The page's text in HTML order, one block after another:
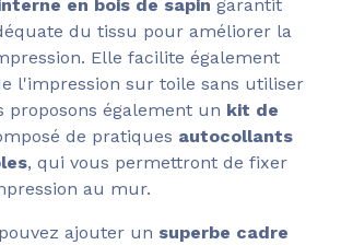
en bois de sapin garantit
du tissu pour améliorer la
Elle facilite également
l'impression sur toile sans utiliser
proposons également un kit de
de pratiques autocollants
, qui vous permettront de fixer
au mur.
ajouter un superbe cadre